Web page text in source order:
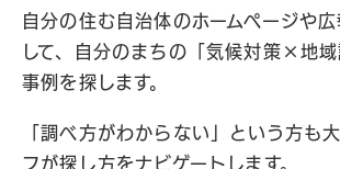
自分の住む自治体のホームページや
して、自分のまちの「気候対策×地
事例を探します。
「調べ方がわからない」という方も
フが探し方をナビゲートします。